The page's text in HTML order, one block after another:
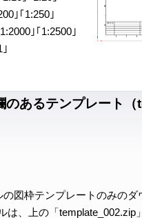
｣｢1:250｣
｣｢1:2500｣
のあるテンプレート
図枠テンプレートのみのダ
は、上の「template_002.zip